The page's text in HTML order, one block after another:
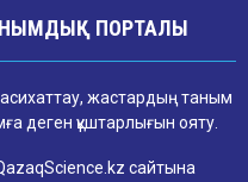
ПОРТАЛЫ
жастардың таным
деген құштарлығын ояту.
сайтына